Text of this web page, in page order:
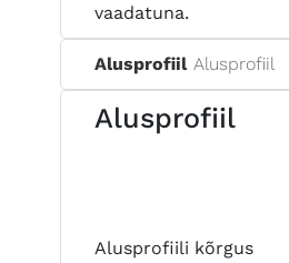
vaadatuna.
Alusprofiil Alusprofiil
Alusprofiil
Alusprofiili kõrgus